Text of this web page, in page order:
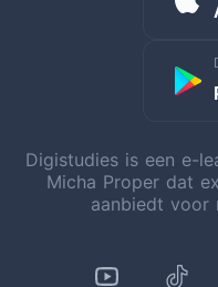
Digistudies is een e-
Micha Proper dat
aanbiedt voor